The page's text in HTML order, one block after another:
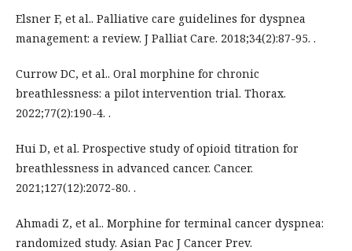
Elsner F, et al.. Palliative care guidelines for dyspnea
management: a review. J Palliat Care. 2018;34(2):87-95. .
Currow DC, et al.. Oral morphine for chronic
breathlessness: a pilot intervention trial. Thorax.
2022;77(2):190-4. .
Hui D, et al. Prospective study of opioid titration for
breathlessness in advanced cancer. Cancer.
2021;127(12):2072-80. .
Ahmadi Z, et al.. Morphine for terminal cancer dyspnea:
randomized study. Asian Pac J Cancer Prev.